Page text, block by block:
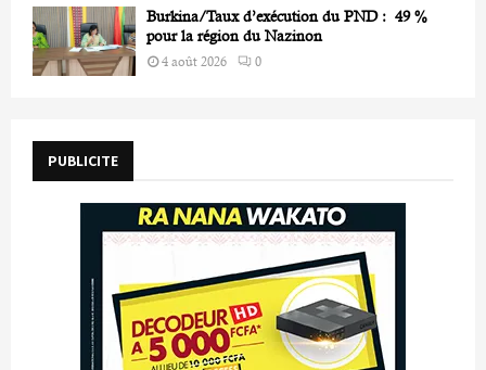
Burkina/Taux d’exécution du PND : 49 %
pour la région du Nazinon
4 août 2026 0
PUBLICITE